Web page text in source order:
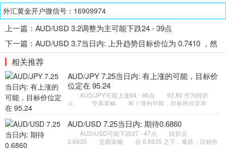
外汇黄金开户微信号：16909974
上一篇： AUD/USD 3.2调整为主可能下跌24 - 39点
下一篇： AUD/USD 3.7当日内: 上升趋势目标价位为 0.7410 ，然
后为 0.7440
相关推荐
AUD/JPY 7.25当日内: 有上涨的可能，目标价
位定在 95.24
AUD/JPY可能上涨64 - 96点 93.80 作为转折
点。 交易策略 有上涨的可能，目标价位定在
标方向定在 93.28 和 92
AUD/USD 7.25当日内: 期待0.6860
AUD/USD可能下跌27 - 47点 转折点
0.6935 交易策略 在 0.6935 之下，看跌，目标价